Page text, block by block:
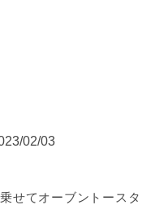
02/03
せてオーブントースタ